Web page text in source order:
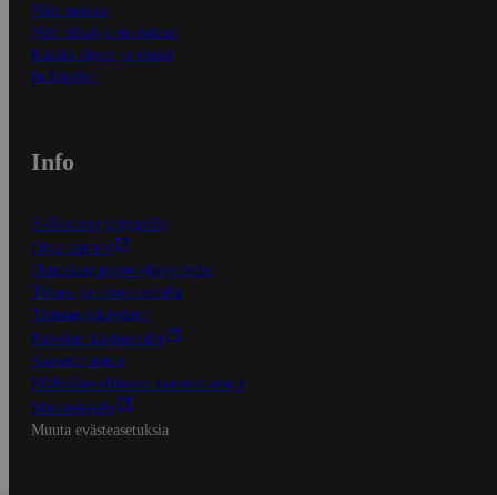
Näin maksat
Näin tilaat ja muokkaat
Kaikki ohjeet ja vinkit
In English
Info
S-Business yrityksille
Oiva-raportit
Osuuskauppojen yhteystiedot
Tilaus- ja toimitusehdot
Tietosuojakäytäntö
Palvelun käyttöehdot
Saavutettavuus
Mobiilisovelluksen saavutettavuus
Mainostajalle
Muuta evästeasetuksia